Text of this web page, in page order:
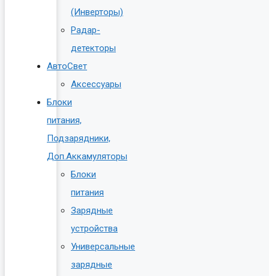
(Инверторы)
Радар-
детекторы
АвтоСвет
Аксессуары
Блоки
питания,
Подзарядники,
Доп.Аккамуляторы
Блоки
питания
Зарядные
устройства
Универсальные
зарядные